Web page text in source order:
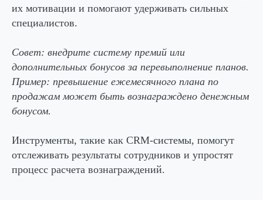
их мотивации и помогают удерживать сильных
специалистов.
Совет: внедрите систему премий или
дополнительных бонусов за перевыполнение планов.
Пример: превышение ежемесячного плана по
продажам может быть вознаграждено денежным
бонусом.
Инструменты, такие как CRM-системы, помогут
отслеживать результаты сотрудников и упростят
процесс расчета вознаграждений.